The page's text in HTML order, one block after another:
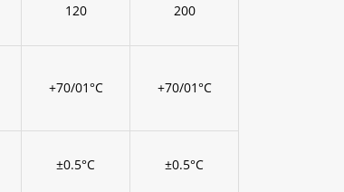
120 200
+70/01°C +70/01°C
±0.5°C ±0.5°C